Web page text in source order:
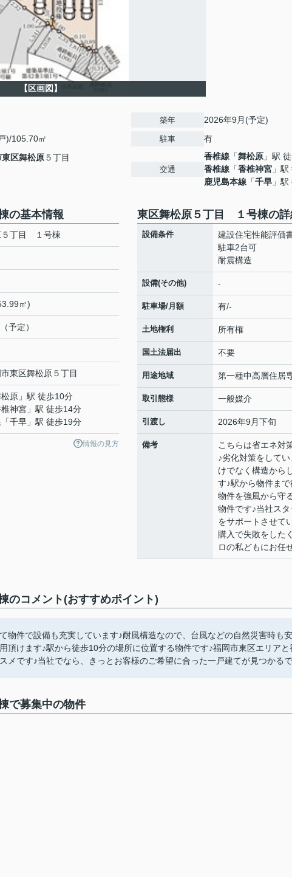
【区画図】
)/105.70㎡
東区舞松原５丁目
築年 2026年9月(予定)
駐車 有
交通
香椎線 「舞松原 」駅
香椎線 「香椎神宮 」
鹿児島本線 「千早 」
の基本情報
５丁目 １号棟
㎡)
予定）
東区舞松原５丁目
原 」駅 徒歩10分
神宮 」駅 徒歩14分
「千早 」駅 徒歩19分
情報の見方
東区舞松原５丁目 １号棟の詳
設備条件
建設住宅性能評価
駐車2台可
耐震構造
設備(その他) -
駐車場/月額 有/-
土地権利 所有権
国土法届出 不要
用途地域 第一種中高層住居
取引態様 一般媒介
引渡し 2026年9月下旬
備考
こちらは省エネ対
♪劣化対策をして
けでなく構造から
す♪駅から物件ま
物件を強風から守
物件です♪当社ス
をサポートさせて
購入で失敗をした
ロの私どもにお任
コメント(おすすめポイント)
物件で設備も充実しています♪耐風構造なので、台風などの自然災害時も
頂けます♪駅から徒歩10分の場所に位置する物件です♪福岡市東区エリア
メです♪当社でなら、きっとお客様のご希望に合った一戸建てが見つかる
で募集中の物件